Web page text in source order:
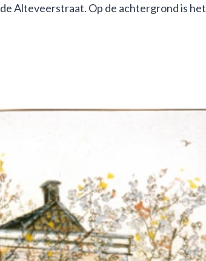
Alteveerstraat. Op de achtergrond is het